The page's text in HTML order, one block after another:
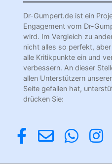
Dr-Gumpert.de ist ein
Engagement vom Dr-
wird. Im Vergleich zu
nicht alles so perfekt,
alle Kritikpunkte ein und
verbessern. An dieser
allen Unterstützern
Seite gefallen hat,
drücken Sie: